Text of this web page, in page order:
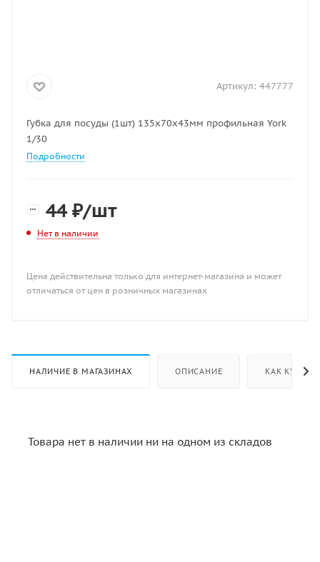
Артикул: 447777
Губка для посуды (1шт) 135х70х43мм профильная York
1/30
Подробности
44₽/шт
Нет в наличии
Цена действительна только для интернет-магазина и может
отличаться от цен в розничных магазинах
НАЛИЧИЕ В МАГАЗИНАХ ОПИСАНИЕ КАК КУПИТЬ
Товара нет в наличии ни на одном из складов